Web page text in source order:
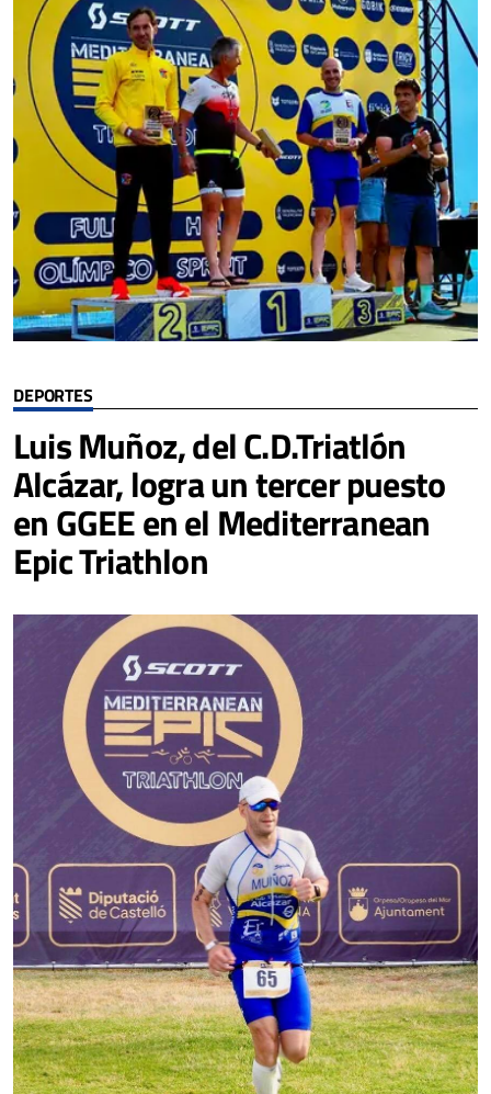
DEPORTES
Luis Muñoz, del C.D.Triatlón
Alcázar, logra un tercer puesto
en GGEE en el Mediterranean
Epic Triathlon